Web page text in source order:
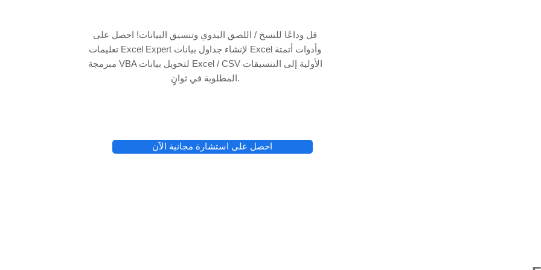
قل وداعًا للنسخ / اللصق اليدوي وتنسيق البيانات! احصل على
تعليمات Excel Expert لإنشاء جداول بيانات Excel وأدوات أتمتة
مبرمجة VBA لتحويل بيانات Excel / CSV الأولية إلى التنسيقات
المطلوبة في ثوانٍ.
احصل على استشارة مجانية الآن